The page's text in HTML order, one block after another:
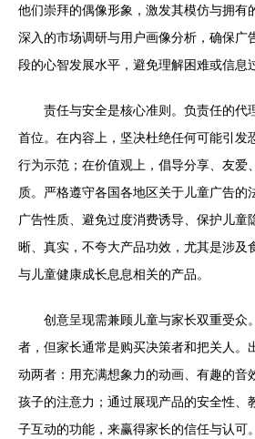
他们崇拜的偶像形象，激发其模仿与拥有
深入的市场调研与用户画像分析，确保广
段的心智发展水平，避免理解困难或信息
责任与安全是核心准则。负责任的代
首位。在内容上，坚决杜绝任何可能引发
行为示范；在价值观上，倡导分享、友爱
质。严格遵守各国各地区关于儿童广告的
广告性质、避免过度消费诱导、保护儿童
晰、真实，不夸大产品功效，尤其是涉及
与儿童健康成长息息相关的产品。
创意呈现需兼顾儿童与家长双重受众
者，但家长通常是购买决策者和把关人。
动两者：用充满想象力的动画、有趣的音
孩子的注意力；通过展现产品的安全性、
子互动的功能，来赢得家长的信任与认可